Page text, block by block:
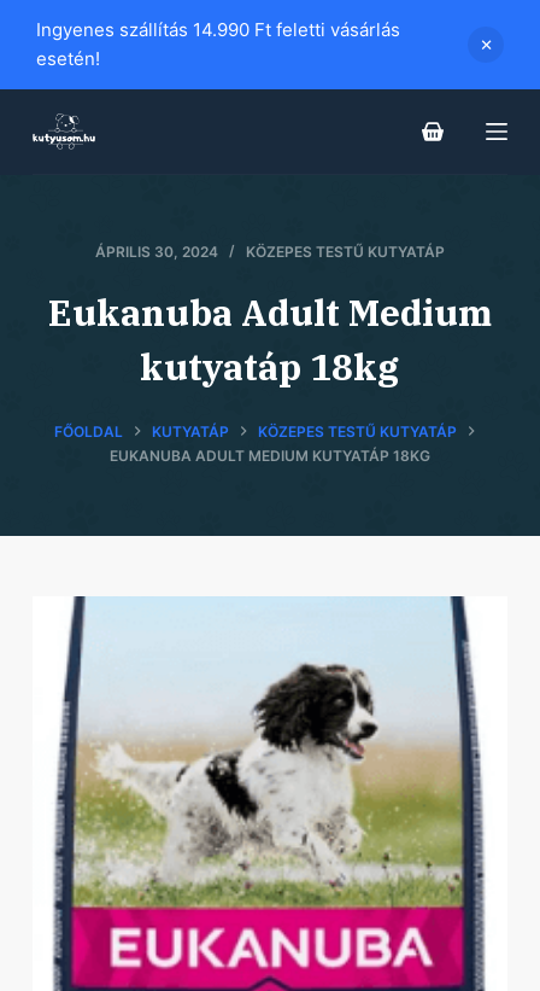
i
Ingyenes szállítás 14.990 Ft feletti vásárlás
esetén!
ÁPRILIS 30, 2024 KÖZEPES TESTŰ KUTYATÁP
Eukanuba Adult Medium
kutyatáp 18kg
FŐOLDAL KUTYATÁP
KÖZEPES TESTŰ KUTYATÁP
EUKANUBA ADULT MEDIUM KUTYATÁP 18KG